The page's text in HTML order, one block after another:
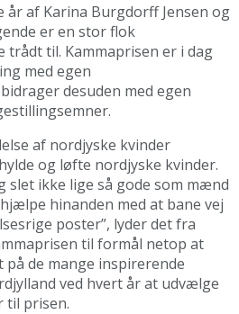
år af Karina Burgdorff Jensen og
er en stor flok
til. Kammaprisen er i dag
med egen
desuden med egen
af nordjyske kvinder
og løfte nordjyske kvinder.
slet ikke lige så gode som mænd
hinanden med at bane vej
poster”, lyder det fra
til formål netop at
de mange inspirerende
ved hvert år at udvælge
til prisen.